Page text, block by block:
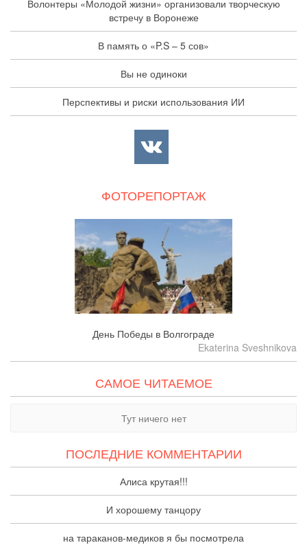
Волонтеры «Молодой жизни» организовали творческую
встречу в Воронеже
В память о «P.S – 5 сов»
Вы не одиноки
Перспективы и риски использования ИИ
ФОТОРЕПОРТАЖ
День Победы в Волгограде
Ekaterina Sveshnikova
САМОЕ ЧИТАЕМОЕ
Тут ничего нет
ПОСЛЕДНИЕ КОММЕНТАРИИ
Алиса крутая!!!
И хорошему танцору
на тараканов-медиков я бы посмотрела